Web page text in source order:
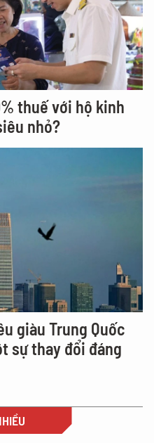
thuế với hộ kinh
nhỏ?
giàu Trung Quốc
sự thay đổi đáng